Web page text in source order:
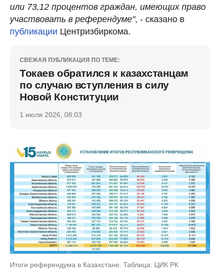
или 73,12 процентов граждан, имеющих право
участвовать в референдуме", - сказано в
публикации Центризбиркома.
СВЕЖАЯ ПУБЛИКАЦИЯ ПО ТЕМЕ:
Токаев обратился к казахстанцам
по случаю вступления в силу
Новой Конституции
1 июля 2026, 08:03
Итоги референдума в Казахстане. Таблица: ЦИК РК